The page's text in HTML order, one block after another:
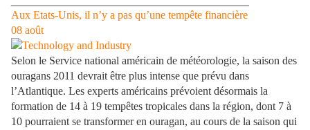
Aux Etats-Unis, il n’y a pas qu’une tempête financière
08 août
Selon le Service national américain de météorologie, la saison des
ouragans 2011 devrait être plus intense que prévu dans
l’Atlantique. Les experts américains prévoient désormais la
formation de 14 à 19 tempêtes tropicales dans la région, dont 7 à
10 pourraient se transformer en ouragan, au cours de la saison qui